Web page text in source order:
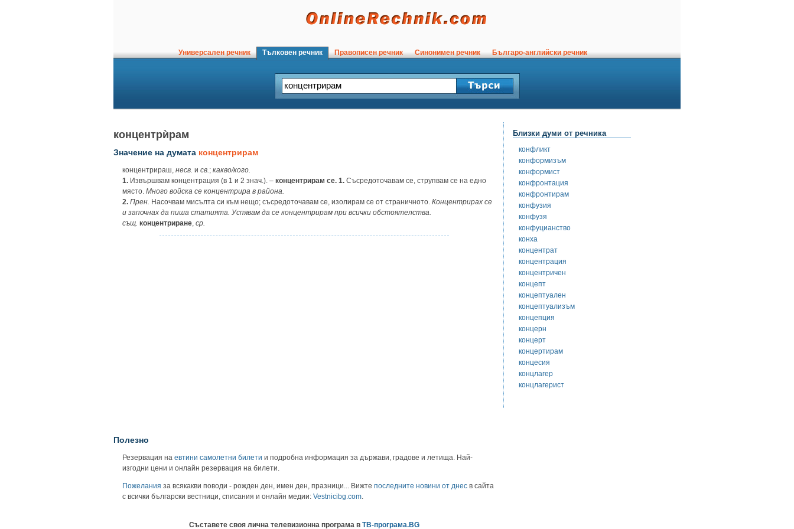
Универсален речник Тълковен речник Правописен речник Синонимен речник Българо-английски речник
концентрѝрам
Значение на думата концентрирам
концентрираш, несв. и св.; какво/кого.
1. Извършвам концентрация (в 1 и 2 знач.). – концентрирам се. 1. Съсредоточавам се, струпвам се на едно
място. Много войска се концентрира в района.
2. Прен. Насочвам мисълта си към нещо; съсредоточавам се, изолирам се от страничното. Концентрирах се
и започнах да пиша статията. Успявам да се концентрирам при всички обстоятелства.
същ. концентриране, ср.
Полезно
Резервация на евтини самолетни билети и подробна информация за държави, градове и летища. Най-
изгодни цени и онлайн резервация на билети.
Пожелания за всякакви поводи - рожден ден, имен ден, празници... Вижте последните новини от днес в сайта
с всички български вестници, списания и онлайн медии: Vestnicibg.com
Съставете своя лична телевизионна програма в ТВ-програма.BG
Близки думи от речника
конфликт
конформизъм
конформист
конфронтация
конфронтирам
конфузия
конфузя
конфуцианство
конха
концентрат
концентрация
концентричен
концепт
концептуален
концептуализъм
концепция
концерн
концерт
концертирам
концесия
концлагер
концлагерист